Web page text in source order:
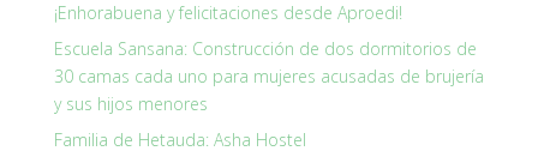
¡Enhorabuena y felicitaciones desde Aproedi!
Escuela Sansana: Construcción de dos dormitorios de
30 camas cada uno para mujeres acusadas de brujería
y sus hijos menores
Familia de Hetauda: Asha Hostel